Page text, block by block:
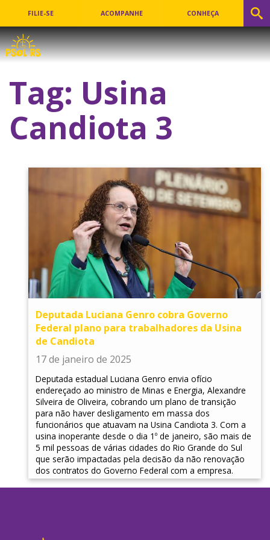
FILIE-SE ACOMPANHE CONHEÇA
Tag: Usina
Candiota 3
Deputada Luciana Genro cobra Governo
Federal plano para trabalhadores da Usina
de Candiota
17 de janeiro de 2025
Deputada estadual Luciana Genro envia ofício
endereçado ao ministro de Minas e Energia, Alexandre
Silveira de Oliveira, cobrando um plano de transição
para não haver desligamento em massa dos
funcionários que atuavam na Usina Candiota 3. Com a
usina inoperante desde o dia 1º de janeiro, são mais de
5 mil pessoas de várias cidades do Rio Grande do Sul
que serão impactadas pela decisão da não renovação
dos contratos do Governo Federal com a empresa.